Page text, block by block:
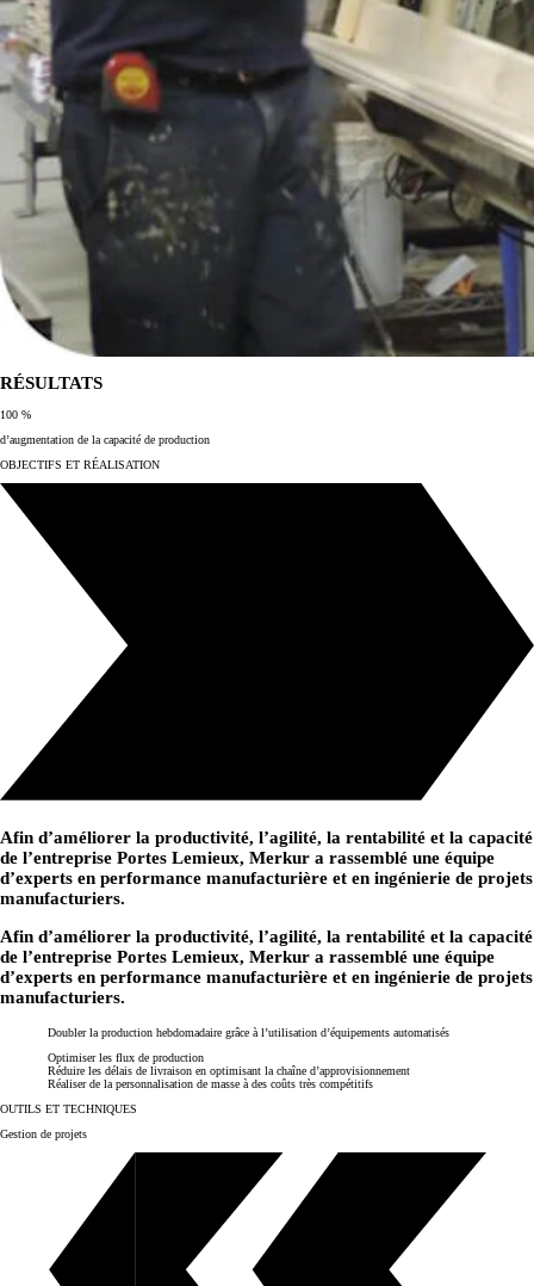
RÉSULTATS
100 %
d’augmentation de la capacité de production
OBJECTIFS ET RÉALISATION
Afin d’améliorer la productivité, l’agilité, la rentabilité et la capacité
de l’entreprise Portes Lemieux, Merkur a rassemblé une équipe
d’experts en performance manufacturière et en ingénierie de projets
manufacturiers.
Afin d’améliorer la productivité, l’agilité, la rentabilité et la capacité
de l’entreprise Portes Lemieux, Merkur a rassemblé une équipe
d’experts en performance manufacturière et en ingénierie de projets
manufacturiers.
Doubler la production hebdomadaire grâce à l’utilisation d’équipements automatisés
Optimiser les flux de production
Réduire les délais de livraison en optimisant la chaîne d’approvisionnement
Réaliser de la personnalisation de masse à des coûts très compétitifs
OUTILS ET TECHNIQUES
Gestion de projets